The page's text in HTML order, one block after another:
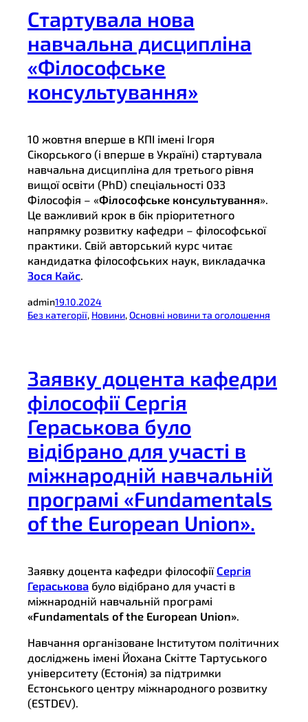
Стартувала нова
навчальна дисципліна
«Філософське
консультування»
10 жовтня вперше в КПІ імені Ігоря
Сікорського (і вперше в Україні) стартувала
навчальна дисципліна для третього рівня
вищої освіти (PhD) спеціальності 033
Філософія – «Філософське консультування».
Це важливий крок в бік пріоритетного
напрямку розвитку кафедри – філософської
практики. Свій авторський курс читає
кандидатка філософських наук, викладачка
Зося Кайс.
admin19.10.2024
Без категорії, Новини, Основні новини та оголошення
Заявку доцента кафедри
філософії Сергія
Гераськова було
відібрано для участі в
міжнародній навчальній
програмі «Fundamentals
of the European Union».
Заявку доцента кафедри філософіїСергія
Гераськова було відібрано для участі в
міжнародній навчальній програмі
«Fundamentals of the European Union».
Навчання організоване Інститутом політичних
досліджень імені Йохана Скітте Тартуського
університету (Естонія) за підтримки
Естонського центру міжнародного розвитку
(ESTDEV).